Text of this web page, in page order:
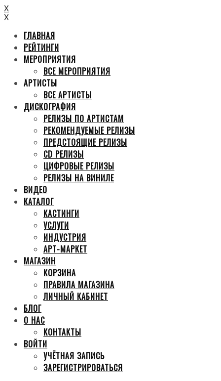
X
X
ГЛАВНАЯ
РЕЙТИНГИ
МЕРОПРИЯТИЯ
ВСЕ МЕРОПРИЯТИЯ
АРТИСТЫ
ВСЕ АРТИСТЫ
ДИСКОГРАФИЯ
РЕЛИЗЫ ПО АРТИСТАМ
РЕКОМЕНДУЕМЫЕ РЕЛИЗЫ
ПРЕДСТОЯЩИЕ РЕЛИЗЫ
CD РЕЛИЗЫ
ЦИФРОВЫЕ РЕЛИЗЫ
РЕЛИЗЫ НА ВИНИЛЕ
ВИДЕО
КАТАЛОГ
КАСТИНГИ
УСЛУГИ
ИНДУСТРИЯ
АРТ-МАРКЕТ
МАГАЗИН
КОРЗИНА
ПРАВИЛА МАГАЗИНА
ЛИЧНЫЙ КАБИНЕТ
БЛОГ
О НАС
КОНТАКТЫ
ВОЙТИ
УЧЁТНАЯ ЗАПИСЬ
ЗАРЕГИСТРИРОВАТЬСЯ